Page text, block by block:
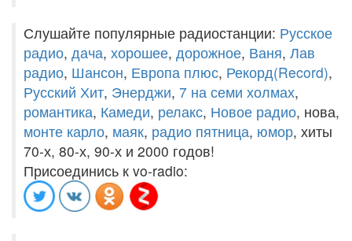
Слушайте популярные радиостанции: Русское
радио, дача, хорошее, дорожное, Ваня, Лав
радио, Шансон, Европа плюс, Рекорд(Record),
Русский Хит, Энерджи, 7 на семи холмах,
романтика, Камеди, релакс, Новое радио, нова,
монте карло, маяк, радио пятница, юмор, хиты
70-х, 80-х, 90-х и 2000 годов!
Присоединись к vo-radio: